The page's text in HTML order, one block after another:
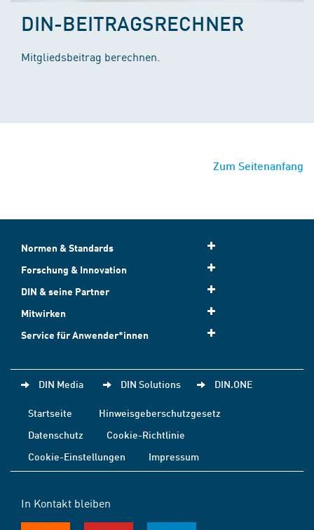
DIN-BEITRAGSRECHNER
Mitgliedsbeitrag berechnen.
Zum Seitenanfang
Normen & Standards
Forschung & Innovation
DIN & seine Partner
Mitwirken
Service für Anwender*innen
DIN Media DIN Solutions DIN.ONE
Startseite
Hinweisgeberschutzgesetz
Datenschutz
Cookie-Richtlinie
Cookie-Einstellungen
Impressum
In Kontakt bleiben